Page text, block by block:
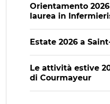
Orientamento
laurea in
Estate 2026 a
Le attività estive
di Courmayeur